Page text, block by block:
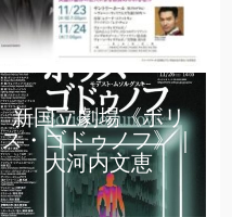
新国立劇場《ボリ
ス・ゴドゥノフ》｜
大河内文恵